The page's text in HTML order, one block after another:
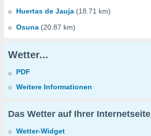
Huertas de Jauja (18.71 km)
Osuna (20.87 km)
Wetter...
PDF
Weitere Informationen
Das Wetter auf Ihrer Internetseite
Wetter-Widget